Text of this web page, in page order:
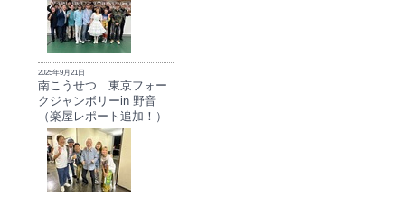
2025年9月21日
南こうせつ 東京フォー
クジャンボリーin 野音
（楽屋レポート追加！）